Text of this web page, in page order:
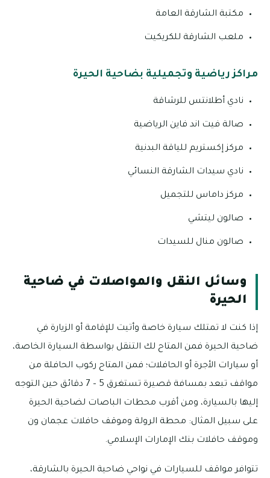
مكتبة الشارقة العامة
ملعب الشارقة للكريكيت
مراكز رياضية وتجميلية بضاحية الحيرة
نادي أطلانتس للرشاقة
صالة فيت اند فاين الرياضية
مركز إكستريم للياقة البدنية
نادي سيدات الشارقة النسائي
مركز داماس للتجميل
صالون ليتشي
صالون منال للسيدات
وسائل النقل والمواصلات في ضاحية
الحيرة
إذا كنت لا تمتلك سيارة خاصة وأتيت للإقامة أو الزيارة في
ضاحية الحيرة فمن المتاح لك التنقل بواسطة السيارة الخاصة،
أو سيارات الأجرة أو الحافلات؛ فمن المتاح ركوب الحافلة من
مواقف تبعد بمسافة قصيرة تستغرق 5 – 7 دقائق حين التوجه
إليها بالسيارة، ومن أقرب محطات الباصات لضاحية الحيرة
على سبيل المثال: محطة الرولة وموقف حافلات عجمان ون
وموقف حافلات بنك الإمارات الإسلامي.
تتوافر مواقف للسيارات في نواحي ضاحية الحيرة بالشارقة،